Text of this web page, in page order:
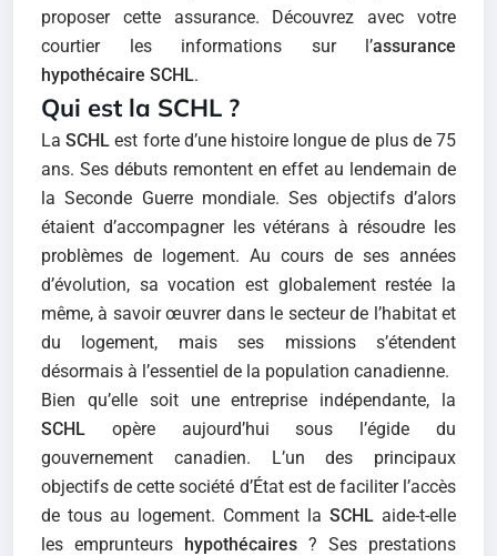
proposer cette assurance. Découvrez avec votre
courtier les informations sur l’assurance
hypothécaire SCHL.
Qui est la SCHL ?
LaSCHLest forte d’une histoire longue de plus de 75
ans. Ses débuts remontent en effet au lendemain de
la Seconde Guerre mondiale. Ses objectifs d’alors
étaient d’accompagner les vétérans à résoudre les
problèmes de logement. Au cours de ses années
d’évolution, sa vocation est globalement restée la
même, à savoir œuvrer dans le secteur de l’habitat et
du logement, mais ses missions s’étendent
désormais à l’essentiel de la population canadienne.
Bien qu’elle soit une entreprise indépendante, la
SCHL opère aujourd’hui sous l’égide du
gouvernement canadien. L’un des principaux
objectifs de cette société d’État est de faciliter l’accès
de tous au logement. Comment la SCHL aide-t-elle
les emprunteurs hypothécaires ? Ses prestations